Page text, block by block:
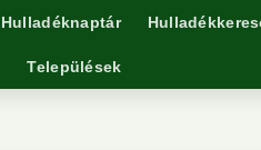
Hulladéknaptár
Települések